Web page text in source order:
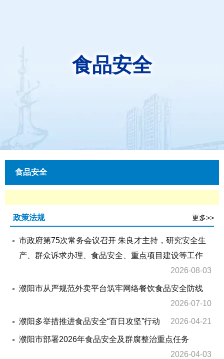
食品安全
食品安全
政策法规 更多>>
市政府第75次常务会议召开 朱良才主持，研究安全生
产、群众诉求办理、食品安全、重点项目建设等工作
2026-08-03
濮阳市从严规范外卖平台筑牢网络餐饮食品安全防线
2026-07-10
濮阳多举措推进食品安全“百日攻坚”行动 2026-04-21
濮阳市部署2026年食品安全及群腐整治重点任务
2026-04-03